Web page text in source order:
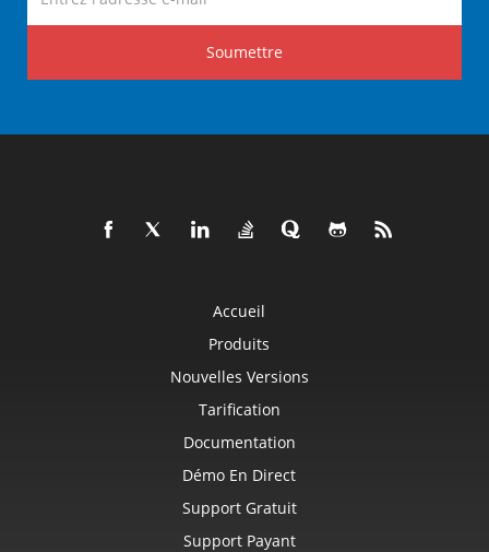
Soumettre
Accueil
Produits
Nouvelles Versions
Tarification
Documentation
Démo En Direct
Support Gratuit
Support Payant